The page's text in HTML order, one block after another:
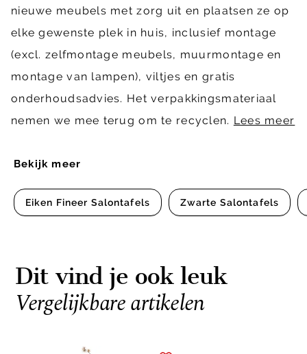
Bekijk meer
Eiken Fineer Salontafels Zwarte Salontafels
nieuwe meubels met zorg uit en plaatsen ze op
elke gewenste plek in huis, inclusief montage
(excl. zelfmontage meubels, muurmontage en
montage van lampen), viltjes en gratis
onderhoudsadvies. Het verpakkingsmateriaal
nemen we mee terug om te recyclen. Lees meer
Dit vind je ook leuk
Vergelijkbare artikelen